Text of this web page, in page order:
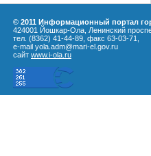
© 2011 Информационный портал
424001 Йошкар-Ола, Ленинский
тел. (8362) 41-44-89, факс 63-03-71,
e-mail yola.adm@mari-el.gov.ru
сайт www.i-ola.ru